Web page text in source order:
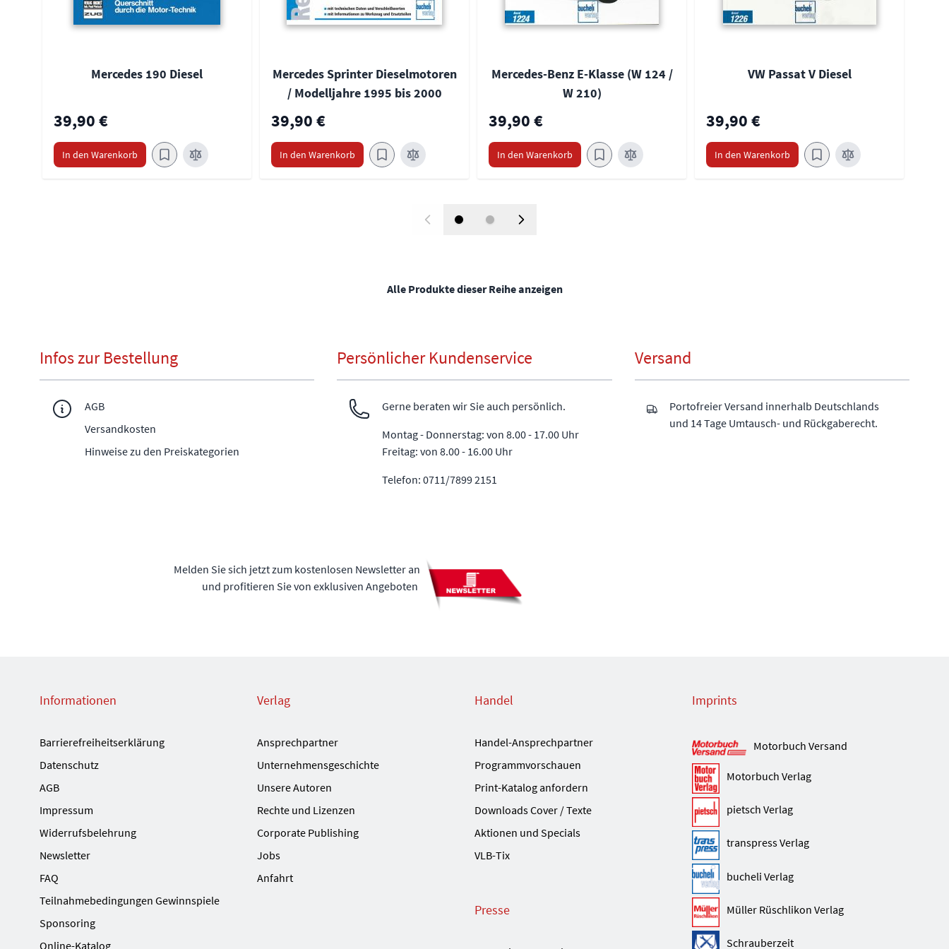
Mercedes 190 Diesel
39,90 €
In den Warenkorb
Mercedes Sprinter Dieselmotoren
/ Modelljahre 1995 bis 2000
39,90 €
In den Warenkorb
Mercedes-Benz E-Klasse (W 124 /
W 210)
39,90 €
In den Warenkorb
VW Passat V Diesel
39,90 €
In den Warenkorb
Alle Produkte dieser Reihe anzeigen
Infos zur Bestellung
AGB
Versandkosten
Hinweise zu den Preiskategorien
Persönlicher Kundenservice
Gerne beraten wir Sie auch persönlich.
Montag - Donnerstag: von 8.00 - 17.00 Uhr
Freitag: von 8.00 - 16.00 Uhr
Telefon: 0711/7899 2151
Versand
Portofreier Versand innerhalb Deutschlands
und 14 Tage Umtausch- und Rückgaberecht.
Melden Sie sich jetzt zum kostenlosen Newsletter an
und profitieren Sie von exklusiven Angeboten
Informationen
Barrierefreiheitserklärung
Datenschutz
AGB
Impressum
Widerrufsbelehrung
Newsletter
FAQ
Teilnahmebedingungen Gewinnspiele
Sponsoring
Online-Katalog
Verlag
Ansprechpartner
Unternehmensgeschichte
Unsere Autoren
Rechte und Lizenzen
Corporate Publishing
Jobs
Anfahrt
Handel
Handel-Ansprechpartner
Programmvorschauen
Print-Katalog anfordern
Downloads Cover / Texte
Aktionen und Specials
VLB-Tix
Presse
Imprints
Motorbuch Versand
Motorbuch Verlag
pietsch Verlag
transpress Verlag
bucheli Verlag
Müller Rüschlikon Verlag
Schrauberzeit